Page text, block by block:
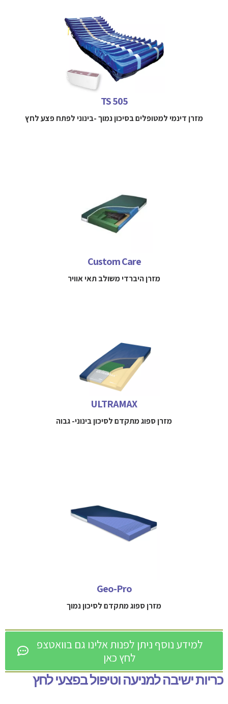
TS 505
מזרן דינמי למטופלים בסיכון נמוך -בינוני לפתח פצע לחץ
מזרן דינמי למניעה וטיפול בפצעי לחץ בשכיבה עד דרגה 2 כולל
למידע נוסף חייגו
052-3114712
Custom Care
מזרן היברדי משולב תאי אוויר
מזרן אוויר היברדי למניעה וטיפול בפצעי לחץ מתאים למטופלים
הסובךים מפצע לחץ עד דרגה 4
למידע נוסף חייגו
ULTRAMAX
מזרן ספוג מתקדם לסיכון בינוני- גבוה
מזרן ריאקטיבי מספוג מתקדם לפיזור לחצים המיועד למטופלים
בסיכון בינוני- גבוה להיווצרות פצע לחץ
למידע נוסף חייגו
052-3114712
Geo-Pro
מזרן ספוג מתקדם לסיכון נמוך
מזרן סטטי העשוי ספוג מתקדם לפיזור לחצים ולמניעת פצעי לחץ
למידע נוסף חייגו
למידע נוסף ניתן לפנות אלינו גם בוואטצפ
לחץ כאן
כריות ישיבה למניעה וטיפול בפצעי לחץ